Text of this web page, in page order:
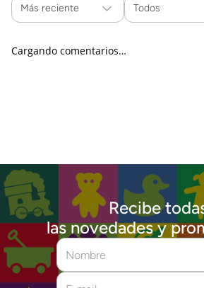
Más reciente Todos
Cargando comentarios…
Recibe
las novedades y